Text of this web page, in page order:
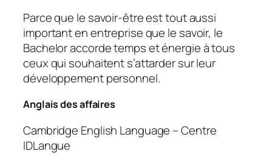
Parce que le savoir-être est tout aussi
important en entreprise que le savoir, le
Bachelor accorde temps et énergie à tous
ceux qui souhaitent s’attarder sur leur
développement personnel.
Anglais des affaires
Cambridge English Language – Centre
IDLangue